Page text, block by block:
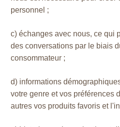
personnel ;
c) échanges avec nous, ce qui
des conversations par le biais
consommateur ;
d) informations
votre genre et vos préférences
autres vos produits favoris et